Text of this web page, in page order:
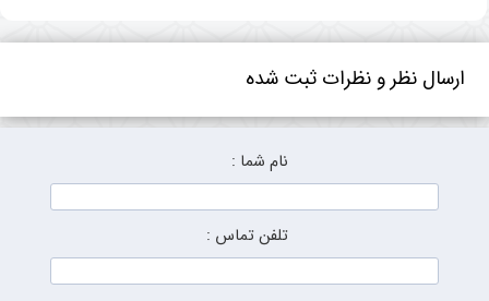
ارسال نظر و نظرات ثبت شده
نام شما :
تلفن تماس :